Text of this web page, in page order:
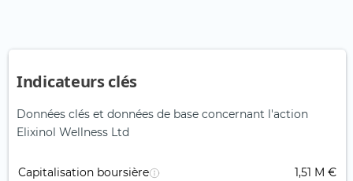
Indicateurs clés
Données clés et données de base concernant l'action
Elixinol Wellness Ltd
Capitalisation boursière 1,51 M €